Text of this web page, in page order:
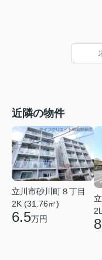
近隣の物件
立川市砂川町８丁目
2K (31.76㎡)
6.5万円